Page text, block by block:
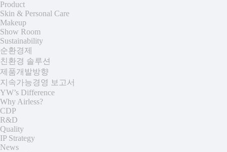
Product
Skin & Personal Care
Makeup
Show Room
Sustainability
순환경제
친환경 솔루션
제품개발방향
지속가능경영 보고서
YW’s Difference
Why Airless?
CDP
R&D
Quality
IP Strategy
News